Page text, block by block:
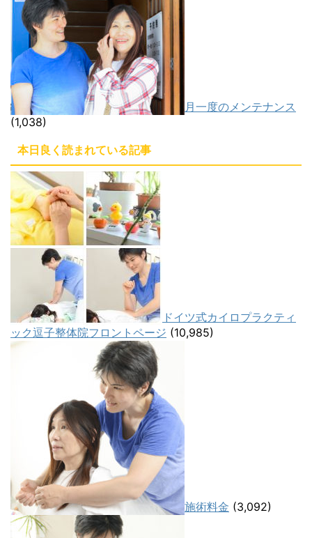
月一度のメンテナンス
(1,038)
本日良く読まれている記事
ドイツ式カイロプラクティ
ック逗子整体院フロントページ (10,985)
施術料金 (3,092)